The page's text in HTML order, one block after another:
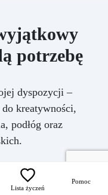
potrzebę
dyspozycji –
kreatywności,
podłóg oraz
Lista życzeń
Pomoc